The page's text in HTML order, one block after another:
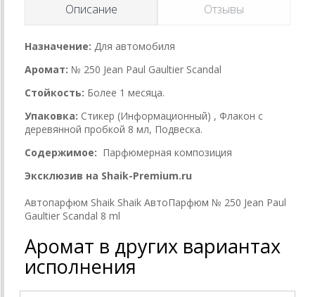
Описание Отзывы
Назначение: Для автомобиля
Аромат: № 250 Jean Paul Gaultier Scandal
Стойкость: Более 1 месяца.
Упаковка: Стикер (Информационный) , Флакон с
деревянной пробкой 8 мл, Подвеска.
Содержимое: Парфюмерная композиция
Эксклюзив на Shaik-Premium.ru
Автопарфюм Shaik Shaik АвтоПарфюм № 250 Jean Paul
Gaultier Scandal 8 ml
Аромат в других вариантах
исполнения